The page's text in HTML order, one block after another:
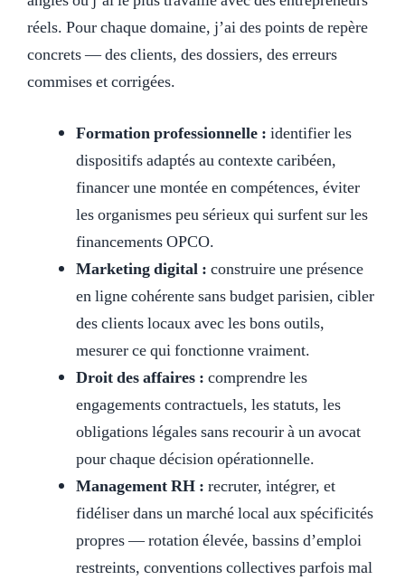
réels. Pour chaque domaine, j’ai des points de repère
concrets — des clients, des dossiers, des erreurs
commises et corrigées.
Formation professionnelle : identifier les
dispositifs adaptés au contexte caribéen,
financer une montée en compétences, éviter
les organismes peu sérieux qui surfent sur les
financements OPCO.
Marketing digital : construire une présence
en ligne cohérente sans budget parisien, cibler
des clients locaux avec les bons outils,
mesurer ce qui fonctionne vraiment.
Droit des affaires : comprendre les
engagements contractuels, les statuts, les
obligations légales sans recourir à un avocat
pour chaque décision opérationnelle.
Management RH : recruter, intégrer, et
fidéliser dans un marché local aux spécificités
propres — rotation élevée, bassins d’emploi
restreints, conventions collectives parfois mal